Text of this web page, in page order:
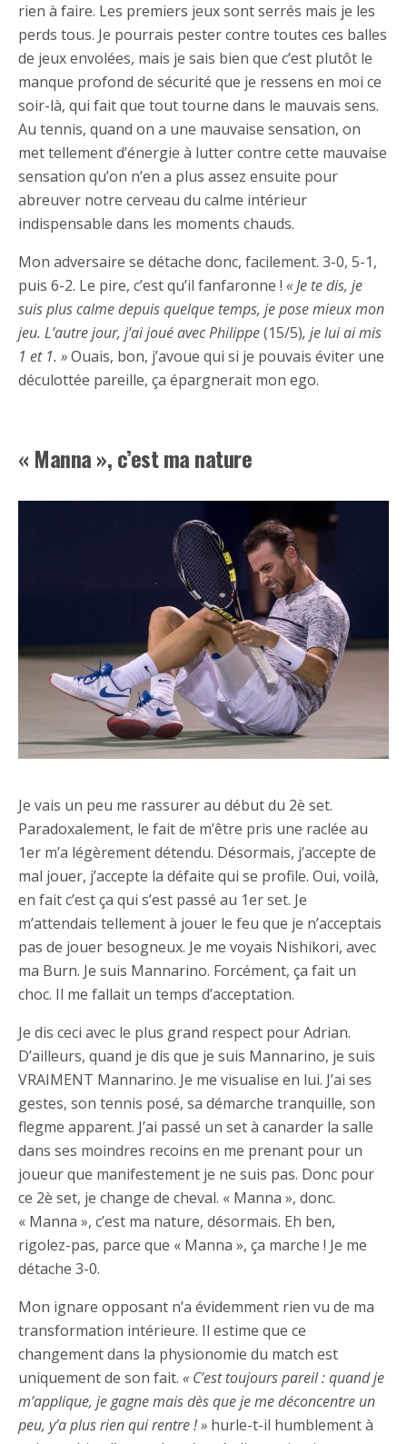
rien à faire. Les premiers jeux sont serrés mais je les
perds tous. Je pourrais pester contre toutes ces balles
de jeux envolées, mais je sais bien que c’est plutôt le
manque profond de sécurité que je ressens en moi ce
soir-là, qui fait que tout tourne dans le mauvais sens.
Au tennis, quand on a une mauvaise sensation, on
met tellement d’énergie à lutter contre cette mauvaise
sensation qu’on n’en a plus assez ensuite pour
abreuver notre cerveau du calme intérieur
indispensable dans les moments chauds.
Mon adversaire se détache donc, facilement. 3-0, 5-1,
puis 6-2. Le pire, c’est qu’il fanfaronne ! « Je te dis, je
suis plus calme depuis quelque temps, je pose mieux mon
jeu. L’autre jour, j’ai joué avec Philippe(15/5), je lui ai mis
1 et 1. »Ouais, bon, j’avoue qui si je pouvais éviter une
déculottée pareille, ça épargnerait mon ego.
« Manna », c’est ma nature
Je vais un peu me rassurer au début du 2è set.
Paradoxalement, le fait de m’être pris une raclée au
1er m’a légèrement détendu. Désormais, j’accepte de
mal jouer, j’accepte la défaite qui se profile. Oui, voilà,
en fait c’est ça qui s’est passé au 1er set. Je
m’attendais tellement à jouer le feu que je n’acceptais
pas de jouer besogneux. Je me voyais Nishikori, avec
ma Burn. Je suis Mannarino. Forcément, ça fait un
choc. Il me fallait un temps d’acceptation.
Je dis ceci avec le plus grand respect pour Adrian.
D’ailleurs, quand je dis que je suis Mannarino, je suis
VRAIMENT Mannarino. Je me visualise en lui. J’ai ses
gestes, son tennis posé, sa démarche tranquille, son
flegme apparent. J’ai passé un set à canarder la salle
dans ses moindres recoins en me prenant pour un
joueur que manifestement je ne suis pas. Donc pour
ce 2è set, je change de cheval. « Manna », donc.
« Manna », c’est ma nature, désormais. Eh ben,
rigolez-pas, parce que « Manna », ça marche ! Je me
détache 3-0.
Mon ignare opposant n’a évidemment rien vu de ma
transformation intérieure. Il estime que ce
changement dans la physionomie du match est
uniquement de son fait. « C’est toujours pareil : quand je
m’applique, je gagne mais dès que je me déconcentre un
peu, y’a plus rien qui rentre ! » hurle-t-il humblement à